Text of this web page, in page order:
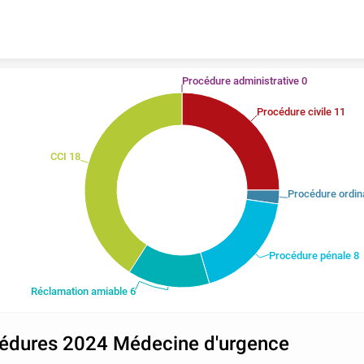
Procédure administrative 0
Procédure civile 11
Procédure
Procédure pénale 8
Réclamation amiable 6
CCI 18
2024 Médecine d'urgence